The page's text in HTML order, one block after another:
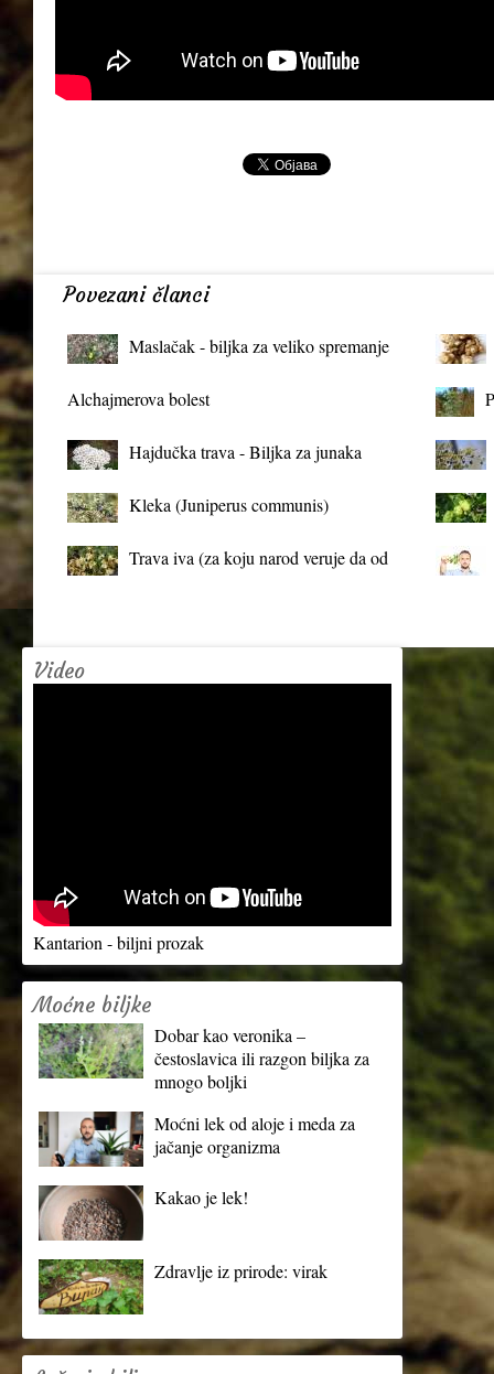
Povezani članci
Maslačak - biljka za veliko spremanje
Alchajmerova bolest
Hajdučka trava - Biljka za junaka
Kleka (Juniperus communis)
Trava iva (za koju narod veruje da od
Video
Kantarion - biljni prozak
Moćne biljke
Dobar kao veronika –
čestoslavica ili razgon biljka za
mnogo boljki
Moćni lek od aloje i meda za
jačanje organizma
Kakao je lek!
Zdravlje iz prirode: virak